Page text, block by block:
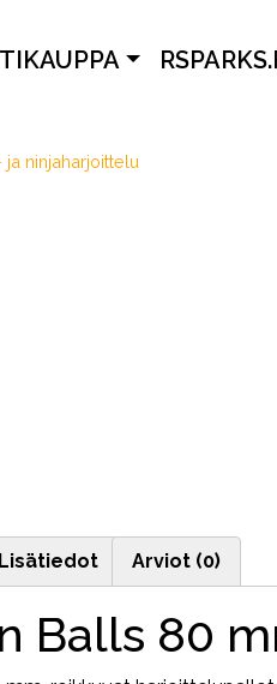
ja ninjaharjoittelu
Lisätiedot Arviot (0)
Balls 80